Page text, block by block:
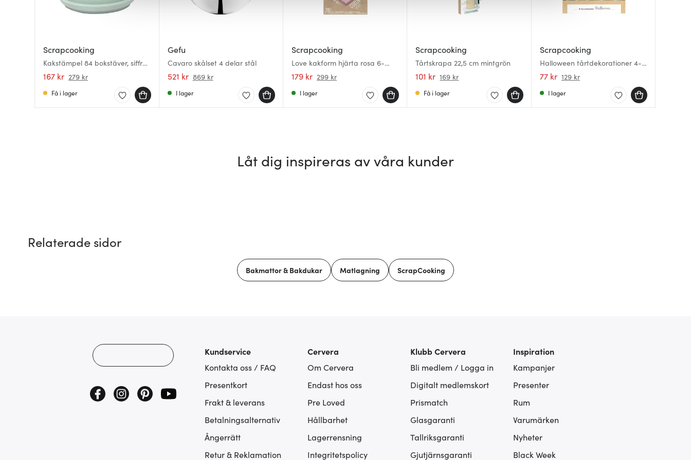
av.
Scrapcooking
Kakstämpel 84 bokstäver, siffror
& symboler
167 kr 279 kr
Få i lager
Gefu
Cavaro skålset 4 delar stål
521 kr 869 kr
I lager
Scrapcooking
Love kakform hjärta rosa 6-
pack
179 kr 299 kr
I lager
Scrapcooking
Tårtskrapa 22,5 cm mintgrön
101 kr 169 kr
Få i lager
Scrapcooking
Halloween tårtdekorationer 4-
pack multi
77 kr 129 kr
I lager
Låt dig inspireras av våra kunder
Relaterade sidor
Bakmattor & Bakdukar Matlagning ScrapCooking
Kundservice
Kontakta oss / FAQ
Presentkort
Frakt & leverans
Betalningsalternativ
Ångerrätt
Retur & Reklamation
Cervera
Om Cervera
Endast hos oss
Pre Loved
Hållbarhet
Lagerrensning
Integritetspolicy
Klubb Cervera
Bli medlem / Logga in
Digitalt medlemskort
Prismatch
Glasgaranti
Tallriksgaranti
Gjutjärnsgaranti
Inspiration
Kampanjer
Presenter
Rum
Varumärken
Nyheter
Black Week